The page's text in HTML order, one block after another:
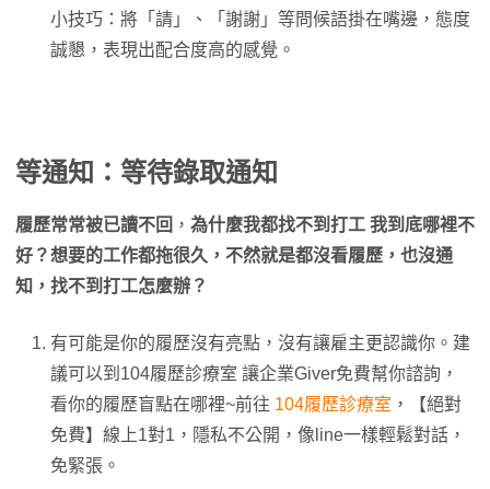
小技巧：將「請」、「謝謝」等問候語掛在嘴邊，態度
誠懇，表現出配合度高的感覺。
等通知：等待錄取通知
履歷常常被已讀不回 ， 為什麼我都找不到打工 我到底哪裡不
好？想要的工作都拖很久，不然就是都沒看履歷，也沒通
知，找不到打工怎麼辦？
有可能是你的履歷沒有亮點，沒有讓雇主更認識你。建
議可以到104履歷診療室 讓企業Giver免費幫你諮詢，
看你的履歷盲點在哪裡~前往 104履歷診療室 ，【絕對
免費】線上1對1，隱私不公開，像line一樣輕鬆對話，
免緊張。